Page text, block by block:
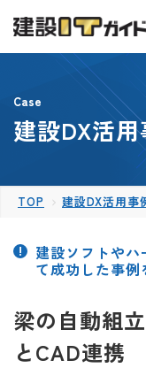
Case
建設DX活
TOP 建設DX活用事
建設ソフトや
て成功した事例
梁の自動組
とCAD連携